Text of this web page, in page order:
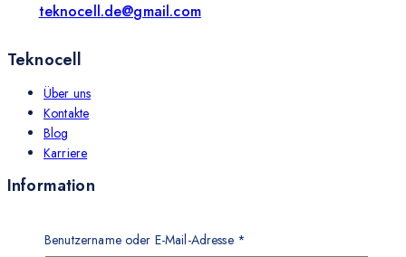
teknocell.de@gmail.com
Teknocell
Über uns
Kontakte
Blog
Karriere
Information
Widerrufsrecht
Benutzername oder E-Mail-Adresse *